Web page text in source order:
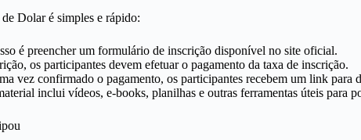
Dolar é simples e rápido:
é preencher um formulário de inscrição disponível no site oficial.
os participantes devem efetuar o pagamento da taxa de inscrição.
vez confirmado o pagamento, os participantes recebem um link para
inclui vídeos, e-books, planilhas e outras ferramentas úteis para